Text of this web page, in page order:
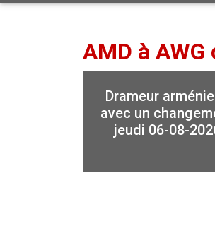
AMD à
Drameur
avec un
jeudi 06-08-